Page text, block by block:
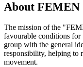
About FEMEN
The mission of the
favourable conditions
group with the general
responsibility, helping to
movement.